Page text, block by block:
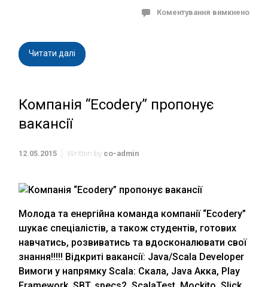
Коментування вимкнено
Читати далі
Компанія “Ecodery” пропонує
вакансії
12.05.2015 Written by co-admin
Молода та енергійна команда компанії “Ecodery”
шукає спеціалістів, а також студентів, готових
навчатись, розвиватись та вдосконалювати свої
знання!!!!! Відкриті вакансії: Java/Scala Developer
Вимоги у напрямку Scala: Скала, Java Акка, Play